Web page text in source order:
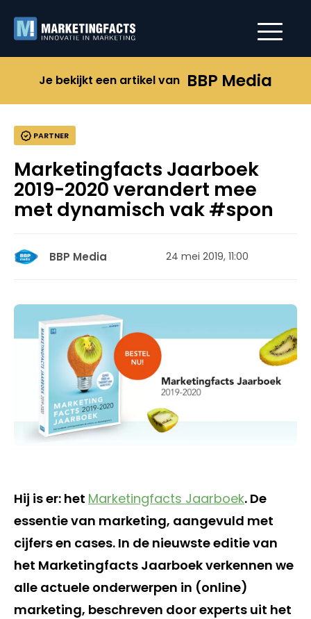
Je bekijkt een artikel van BBP Media
PARTNER
Marketingfacts Jaarboek
2019-2020 verandert mee
met dynamisch vak #spon
BBP Media 24 mei 2019, 11:00
Hij is er: het Marketingfacts Jaarboek. De
essentie van marketing, aangevuld met
cijfers en cases. In de nieuwste editie van
het Marketingfacts Jaarboek verkennen we
alle actuele onderwerpen in (online)
marketing, beschreven door experts uit het